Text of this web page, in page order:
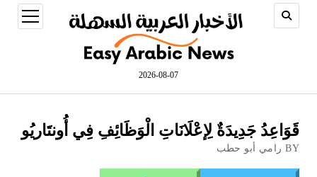
2026-08-07
open
menu
قَوَاعِدُ جَدِيدَةٌ لِإعْلَانَاتِ الْوَظَائِفِ فِي أُونتَاريُو
BY رامي أبو حطب